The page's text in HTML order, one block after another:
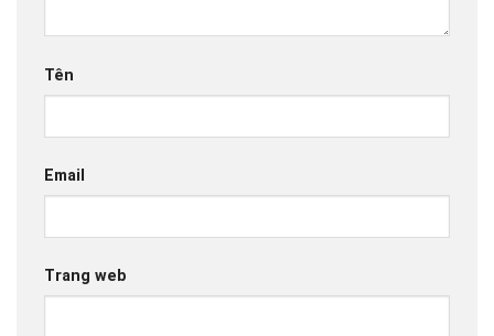
Tên
Email
Trang web